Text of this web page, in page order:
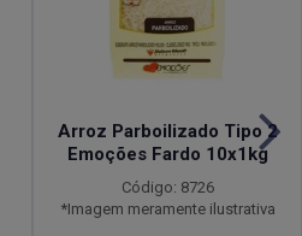
Arroz Parboilizado Tipo 2
Emoções Fardo 10x1kg
Código: 8726
*Imagem meramente ilustrativa